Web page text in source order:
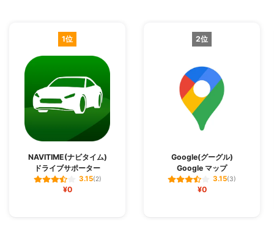
1位
NAVITIME(ナビタイム)
ドライブサポーター
3.15(2)
¥0
2位
Google(グーグル)
Google マップ
3.15(3)
¥0